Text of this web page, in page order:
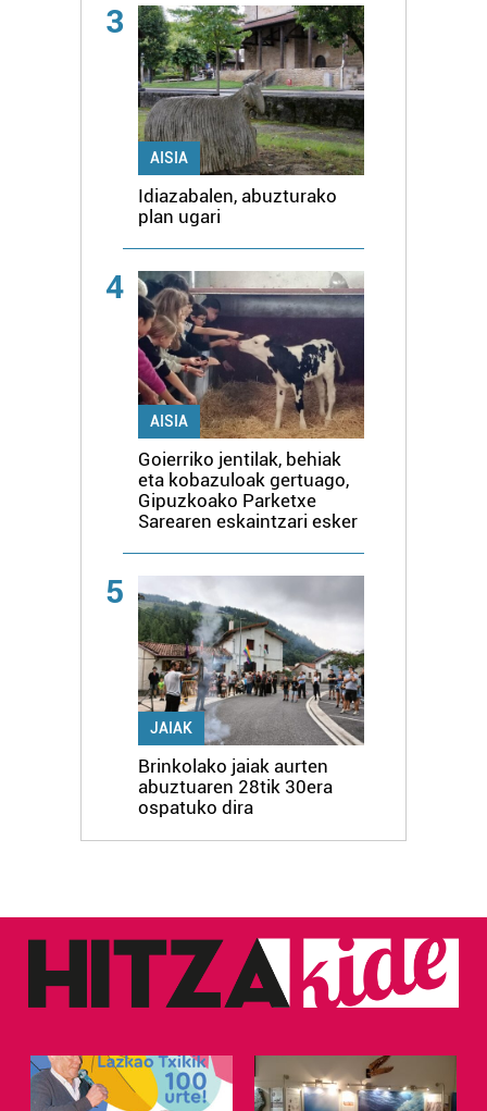
3
AISIA
Idiazabalen, abuzturako
plan ugari
4
AISIA
Goierriko jentilak, behiak
eta kobazuloak gertuago,
Gipuzkoako Parketxe
Sarearen eskaintzari esker
5
JAIAK
Brinkolako jaiak aurten
abuztuaren 28tik 30era
ospatuko dira